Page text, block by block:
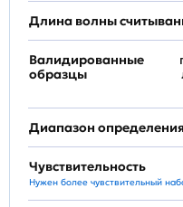
Длина волны
Валидированные
образцы
Диапазон определения
Чувствительность
Нужен более чувствительный